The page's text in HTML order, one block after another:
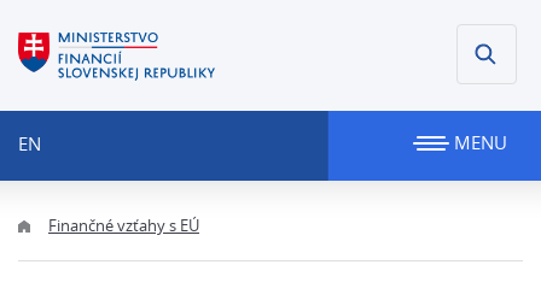
EN MENU
Finančné vzťahy s EÚ